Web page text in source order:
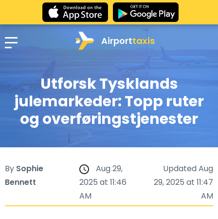
Airporttaxis
Utforsk Tysklands
julemarkeder: Topp ruter
og overføringstjenester
By Sophie
Bennett
Aug 29,
2025 at 11:46
AM
Updated Aug
29, 2025 at 11:47
AM